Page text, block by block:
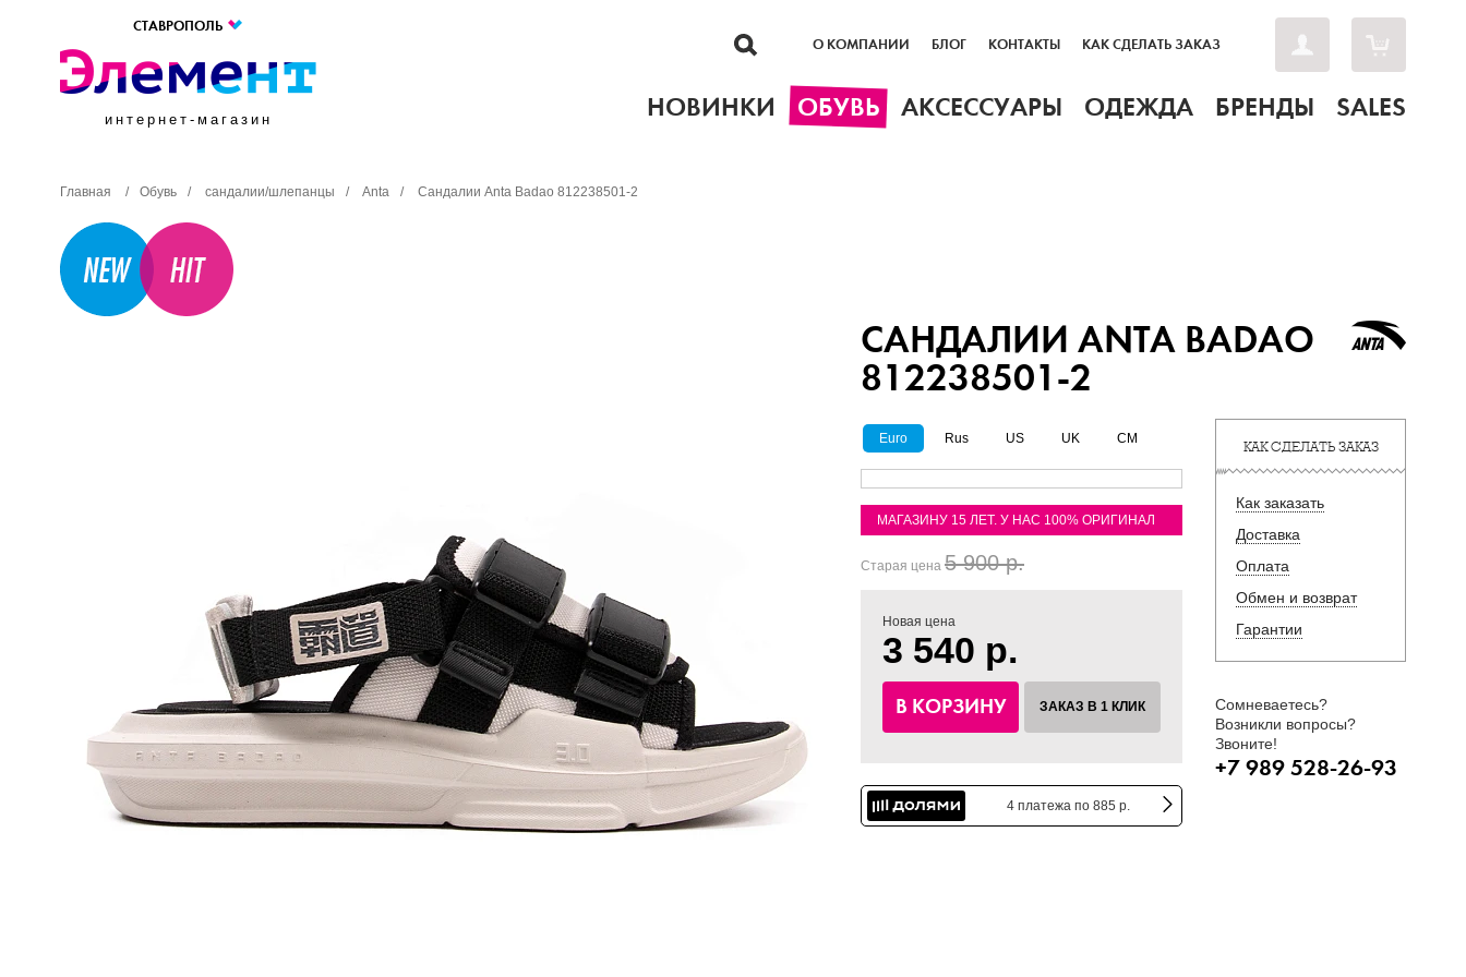
СТАВРОПОЛЬ
интернет-магазин
О КОМПАНИИ БЛОГ КОНТАКТЫ КАК СДЕЛАТЬ ЗАКАЗ
НОВИНКИ ОБУВЬ АКСЕССУАРЫ ОДЕЖДА БРЕНДЫ SALES
Главная / Обувь / сандалии/шлепанцы / Anta / Сандалии Anta Badao 812238501-2
САНДАЛИИ ANTA BADAO
812238501-2
Euro Rus US UK CM
МАГАЗИНУ 15 ЛЕТ. У НАС 100% ОРИГИНАЛ
Старая цена 5 900 р.
Новая цена
3 540 р.
В КОРЗИНУ ЗАКАЗ В 1 КЛИК
4 платежа по 885 р.
КАК СДЕЛАТЬ ЗАКАЗ
Как заказать
Доставка
Оплата
Обмен и возврат
Гарантии
Сомневаетесь?
Возникли вопросы?
Звоните!
+7 989 528-26-93